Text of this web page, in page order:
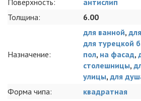
Поверхность:
антислип
Толщина:
6.00
Назначение:
для ванной,
для турецкой
пол, на фасад,
столешницы,
улицы, для
Форма чипа:
квадратная